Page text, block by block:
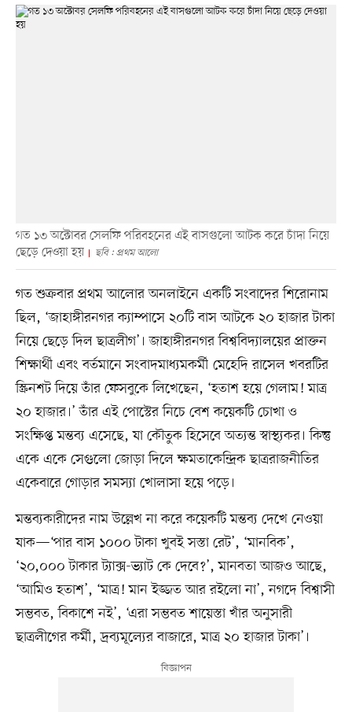
গত ১৩ অক্টোবর সেলফি পরিবহনের এই বাসগুলো আটক করে চাঁদা নিয়ে
ছেড়ে দেওয়া হয়
ছবি : প্রথম আলো
গত শুক্রবার প্রথম আলোর অনলাইনে একটি সংবাদের শিরোনাম
ছিল, ‘জাহাঙ্গীরনগর ক্যাম্পাসে ২০টি বাস আটকে ২০ হাজার টাকা
নিয়ে ছেড়ে দিল ছাত্রলীগ’। জাহাঙ্গীরনগর বিশ্ববিদ্যালয়ের প্রাক্তন
শিক্ষার্থী এবং বর্তমানে সংবাদমাধ্যমকর্মী মেহেদি রাসেল খবরটির
স্ক্রিনশট দিয়ে তাঁর ফেসবুকে লিখেছেন, ‘হতাশ হয়ে গেলাম! মাত্র
২০ হাজার।’ তাঁর এই পোস্টের নিচে বেশ কয়েকটি চোখা ও
সংক্ষিপ্ত মন্তব্য এসেছে, যা কৌতুক হিসেবে অত্যন্ত স্বাস্থ্যকর। কিন্তু
একে একে সেগুলো জোড়া দিলে ক্ষমতাকেন্দ্রিক ছাত্ররাজনীতির
একেবারে গোড়ার সমস্যা খোলাসা হয়ে পড়ে।
মন্তব্যকারীদের নাম উল্লেখ না করে কয়েকটি মন্তব্য দেখে নেওয়া
যাক—‘পার বাস ১০০০ টাকা খুবই সস্তা রেট’, ‘মানবিক’,
‘২০,০০০ টাকার ট্যাক্স-ভ্যাট কে দেবে?’, মানবতা আজও আছে,
‘আমিও হতাশ’, ‘মাত্র! মান ইজ্জত আর রইলো না’, নগদে বিশ্বাসী
সম্ভবত, বিকাশে নই’, ‘এরা সম্ভবত শায়েস্তা খাঁর অনুসারী
ছাত্রলীগের কর্মী, দ্রব্যমূল্যের বাজারে, মাত্র ২০ হাজার টাকা’।